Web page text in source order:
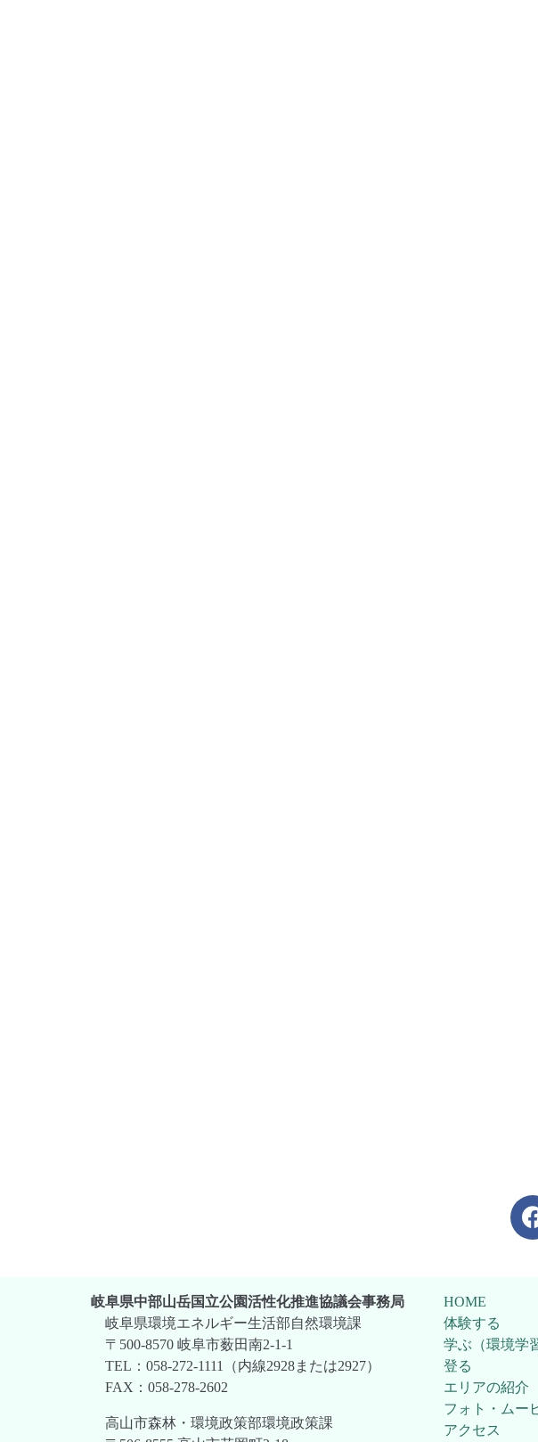
岐阜県中部山岳国立公園活性化推進協議会事務局
岐阜県環境エネルギー生活部自然環境課
〒500-8570 岐阜市薮田南2-1-1
TEL：058-272-1111（内線2928または2927）
FAX：058-278-2602
高山市森林・環境政策部環境政策課
HOME
体験する
学ぶ（環境学
登る
エリアの紹介
フォト・ムー
アクセス